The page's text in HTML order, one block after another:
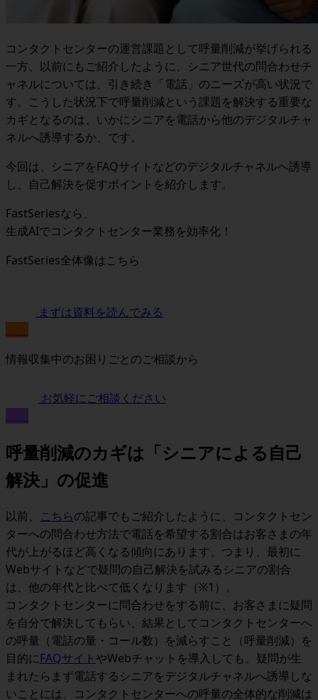
コンタクトセンターの運営課題として呼量削減が挙げられる
一方、以前にもご紹介したように、シニア世代の問合わせチ
ャネルについては、引き続き「電話」のニーズが高い状況で
す。こうした状況下で呼量削減という課題を解決する重要な
カギとなるのは、いかにシニアを電話から他のデジタルチャ
ネルへ誘導するか、です。
今回は、シニアをFAQサイトなどのデジタルチャネルへ誘導
し、自己解決を促すポイントを紹介します。
FastSeriesなら、
生成AIでコンタクトセンター業務を効率化！
FastSeries全体像はこちら
まずは資料を読んでみる
情報収集中のお困りごとのご相談から
お気軽にご相談ください
呼量削減のカギは「シニアによる自己
解決」の促進
以前、 こちらの記事でもご紹介したように、
コンタクトセン
ターへの問合わせ方法で電話を希望する割合はお客さまの年
代が上がるほど高くなる傾向 にあります。つまり、最初に
Webサイトなどで疑問の自己解決を試みるシニアの割合
は、他の年代と比べて低くなります（※1）。
コンタクトセンターに問合わせをする前に、お客さまに疑問
を自分で解決してもらい、結果としてコンタクトセンターへ
の呼量（電話の量・コール数）を減らすこと（呼量削減）を
目的にFAQサイトやWebチャットを導入しても、疑問が生
まれたらまず電話するシニアをデジタルチャネルへ誘導しな
いことには、コンタクトセンターへの呼量の全体的な削減は